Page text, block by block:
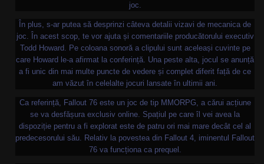
joc.
În plus, s-ar putea să desprinzi câteva detalii vizavi de mecanica de
joc. În acest scop, te vor ajuta și comentariile producătorului executiv
Todd Howard. Pe coloana sonoră a clipului sunt aceleași cuvinte pe
care Howard le-a afirmat la conferință. Una peste alta, jocul se anunță
a fi unic din mai multe puncte de vedere și complet diferit față de ce
am văzut în celelalte jocuri lansate în ultimii ani.
Ca referință, Fallout 76 este un joc de tip MMORPG, a cărui acțiune
se va desfășura exclusiv online. Spațiul pe care îl vei avea la
dispoziție pentru a fi explorat este de patru ori mai mare decât cel al
predecesorului său. Relativ la povestea din Fallout 4, iminentul Fallout
76 va funcționa ca prequel.